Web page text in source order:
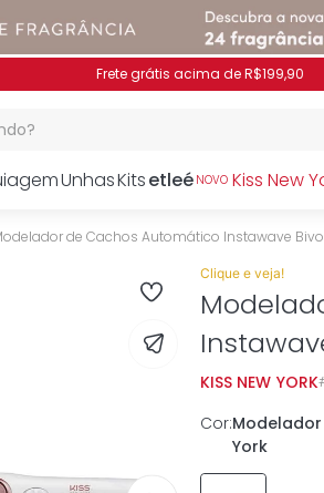
Pague no PIX e ganhe 7% OFF
UnhasKitsetleé NOVO Kiss New
de Cachos Automático Instawave
Clique e veja!
KISS NEW YORK
Cor:
York